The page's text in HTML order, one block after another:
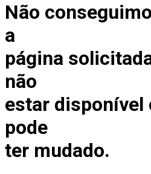
Não
a
página
não
estar disponível
pode
ter mudado.